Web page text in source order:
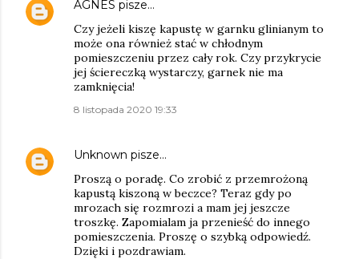
AGNES pisze…
Czy jeżeli kiszę kapustę w garnku glinianym to
może ona również stać w chłodnym
pomieszczeniu przez cały rok. Czy przykrycie
jej ściereczką wystarczy, garnek nie ma
zamknięcia!
8 listopada 2020 19:33
Unknown pisze…
Proszą o poradę. Co zrobić z przemrożoną
kapustą kiszoną w beczce? Teraz gdy po
mrozach się rozmrozi a mam jej jeszcze
troszkę. Zapomialam ja przenieść do innego
pomieszczenia. Proszę o szybką odpowiedź.
Dzięki i pozdrawiam.